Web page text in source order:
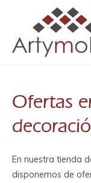
Ofertas
En nuestra tienda
disponemos de